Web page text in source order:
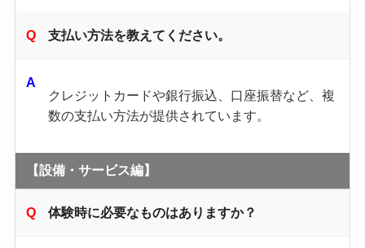
支払い方法を教えてください。
クレジットカードや銀行振込、口座振替など、複
数の支払い方法が提供されています。
【設備・サービス編】
体験時に必要なものはありますか？